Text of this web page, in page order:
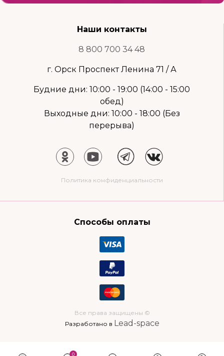
Наши контакты
8 800 700 34 48
г. Орск Проспект Ленина 71 / А
Будние дни: 10:00 - 19:00 (14:00 - 15:00
обед)
Выходные дни: 10:00 - 18:00 (Без
перерыва)
Политика конфиденциальности
Способы оплаты
Все права защищены ©
Разработано в Lead-space
0